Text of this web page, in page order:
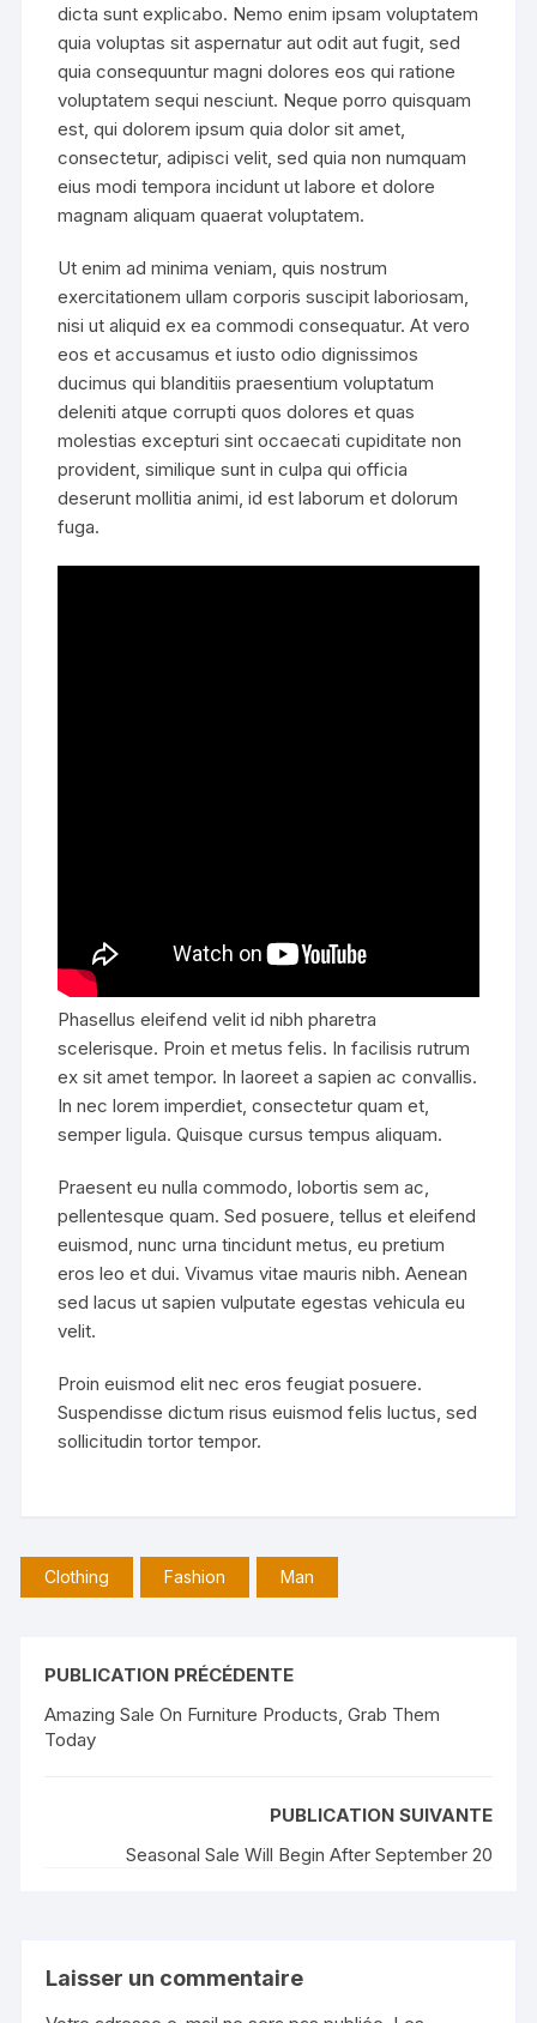
dicta sunt explicabo. Nemo enim ipsam voluptatem
quia voluptas sit aspernatur aut odit aut fugit, sed
quia consequuntur magni dolores eos qui ratione
voluptatem sequi nesciunt. Neque porro quisquam
est, qui dolorem ipsum quia dolor sit amet,
consectetur, adipisci velit, sed quia non numquam
eius modi tempora incidunt ut labore et dolore
magnam aliquam quaerat voluptatem.
Ut enim ad minima veniam, quis nostrum
exercitationem ullam corporis suscipit laboriosam,
nisi ut aliquid ex ea commodi consequatur. At vero
eos et accusamus et iusto odio dignissimos
ducimus qui blanditiis praesentium voluptatum
deleniti atque corrupti quos dolores et quas
molestias excepturi sint occaecati cupiditate non
provident, similique sunt in culpa qui officia
deserunt mollitia animi, id est laborum et dolorum
fuga.
Phasellus eleifend velit id nibh pharetra
scelerisque. Proin et metus felis. In facilisis rutrum
ex sit amet tempor. In laoreet a sapien ac convallis.
In nec lorem imperdiet, consectetur quam et,
semper ligula. Quisque cursus tempus aliquam.
Praesent eu nulla commodo, lobortis sem ac,
pellentesque quam. Sed posuere, tellus et eleifend
euismod, nunc urna tincidunt metus, eu pretium
eros leo et dui. Vivamus vitae mauris nibh. Aenean
sed lacus ut sapien vulputate egestas vehicula eu
velit.
Proin euismod elit nec eros feugiat posuere.
Suspendisse dictum risus euismod felis luctus, sed
sollicitudin tortor tempor.
Clothing Fashion Man
PUBLICATION PRÉCÉDENTE
Amazing Sale On Furniture Products, Grab Them
Today
PUBLICATION SUIVANTE
Seasonal Sale Will Begin After September 20
Laisser un commentaire